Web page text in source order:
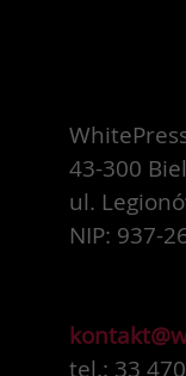
43-300
ul.
NIP: 937-
tel.: 33